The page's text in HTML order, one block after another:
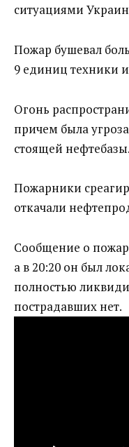
ситуациями
Пожар бушевал
9 единиц техники и
Огонь
причем была
стоящей нефтебазы.
Пожарники
откачали
Сообщение о
а в 20:20 он был
полностью
пострадавших нет.